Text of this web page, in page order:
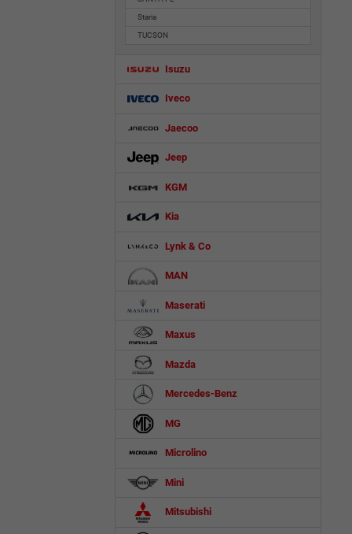
Staria
TUCSON
Isuzu
Iveco
Jaecoo
Jeep
KGM
Kia
Lynk & Co
MAN
Maserati
Maxus
Mazda
Mercedes-Benz
MG
Microlino
Mini
Mitsubishi